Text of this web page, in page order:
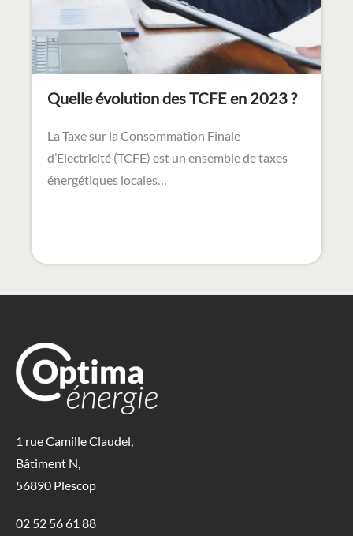
Quelle évolution des TCFE en 2023 ?
La Taxe sur la Consommation Finale
d’Electricité (TCFE) est un ensemble de taxes
énergétiques locales…
1 rue Camille Claudel,
Bâtiment N,
56890 Plescop
02 52 56 61 88